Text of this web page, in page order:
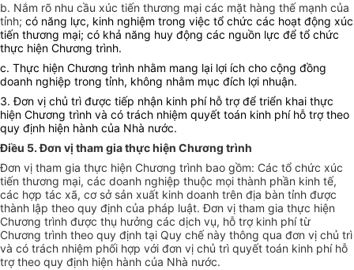
b. Nắm rõ nhu cầu xúc tiến thương mại các mặt hàng thế mạnh của
tỉnh; có năng lực, kinh nghiệm trong việc tổ chức các hoạt động xúc
tiến thương mại; có khả năng huy động các nguồn lực để tổ chức
thực hiện Chương trình.
c. Thực hiện Chương trình nhằm mang lại lợi ích cho cộng đồng
doanh nghiệp trong tỉnh, không nhằm mục đích lợi nhuận.
3. Đơn vị chủ trì được tiếp nhận kinh phí hỗ trợ để triển khai thực
hiện Chương trình và có trách nhiệm quyết toán kinh phí hỗ trợ theo
quy định hiện hành của Nhà nước.
Điều 5. Đơn vị tham gia thực hiện Chương trình
Đơn vị tham gia thực hiện Chương trình bao gồm: Các tổ chức xúc
tiến thương mại, các doanh nghiệp thuộc mọi thành phần kinh tế,
các hợp tác xã, cơ sở sản xuất kinh doanh trên địa bàn tỉnh được
thành lập theo quy định của pháp luật. Đơn vị tham gia thực hiện
Chương trình được thụ hưởng các dịch vụ, hỗ trợ kinh phí từ
Chương trình theo quy định tại Quy chế này thông qua đơn vị chủ trì
và có trách nhiệm phối hợp với đơn vị chủ trì quyết toán kinh phí hỗ
trợ theo quy định hiện hành của Nhà nước.